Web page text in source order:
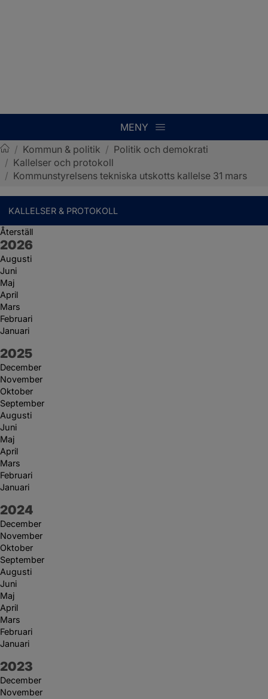
MENY
Sotenäs kommun
/ Kommun & politik / Politik och demokrati
/ Kallelser och protokoll
/ Kommunstyrelsens tekniska utskotts kallelse 31 mars
KALLELSER & PROTOKOLL
Återställ
År:
2026
Augusti
Juni
Maj
April
Mars
Februari
Januari
År:
2025
December
November
Oktober
September
Augusti
Juni
Maj
April
Mars
Februari
Januari
År:
2024
December
November
Oktober
September
Augusti
Juni
Maj
April
Mars
Februari
Januari
År:
2023
December
November